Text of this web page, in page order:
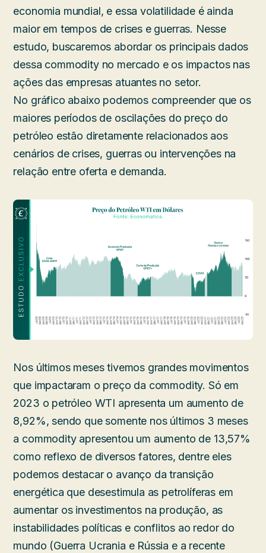
economia mundial, e essa volatilidade é ainda
maior em tempos de crises e guerras. Nesse
estudo, buscaremos abordar os principais dados
dessa commodity no mercado e os impactos nas
ações das empresas atuantes no setor.
No gráfico abaixo podemos compreender que os
maiores períodos de oscilações do preço do
petróleo estão diretamente relacionados aos
cenários de crises, guerras ou intervenções na
relação entre oferta e demanda.
Nos últimos meses tivemos grandes movimentos
que impactaram o preço da commodity. Só em
2023 o petróleo WTI apresenta um aumento de
8,92%, sendo que somente nos últimos 3 meses
a commodity apresentou um aumento de 13,57%
como reflexo de diversos fatores, dentre eles
podemos destacar o avanço da transição
energética que desestimula as petrolíferas em
aumentar os investimentos na produção, as
instabilidades políticas e conflitos ao redor do
mundo (Guerra Ucrania e Rússia e a recente